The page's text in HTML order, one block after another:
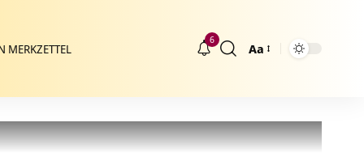
MERKZETTEL
6
Größenänderung
Aa